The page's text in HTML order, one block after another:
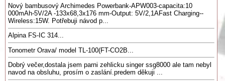
Nový bambusový Archimedes Powerbank-APW003-capacita:10
000mAh-5V/2A -133x68,3x176 mm-Output: 5V/2,1AFast Charging--
Wireless:15W. Potřebuji návod p...
Alpina FS-IC 314...
Tonometr Orava/ model TL-100(FT-CO2B...
Dobrý večer,dostala jsem parni zehlicku singer ssg8000 ale tam nebyl
navod na obsluhu, prosím o zaslání.predem děkuji ...